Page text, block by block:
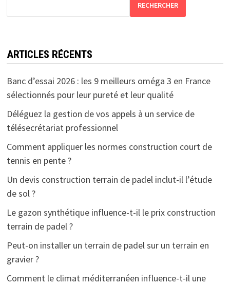
RECHERCHER
ARTICLES RÉCENTS
Banc d’essai 2026 : les 9 meilleurs oméga 3 en France
sélectionnés pour leur pureté et leur qualité
Déléguez la gestion de vos appels à un service de
télésecrétariat professionnel
Comment appliquer les normes construction court de
tennis en pente ?
Un devis construction terrain de padel inclut-il l’étude
de sol ?
Le gazon synthétique influence-t-il le prix construction
terrain de padel ?
Peut-on installer un terrain de padel sur un terrain en
gravier ?
Comment le climat méditerranéen influence-t-il une